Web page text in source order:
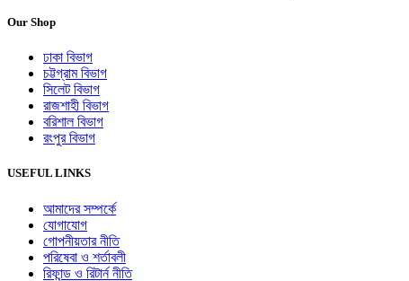
Our Shop
ঢাকা বিভাগ
চট্টগ্রাম বিভাগ
সিলেট বিভাগ
রাজশাহী বিভাগ
বরিশাল বিভাগ
রংপুর বিভাগ
USEFUL LINKS
আমাদের সম্পর্কে
যোগাযোগ
গোপনীয়তার নীতি
পরিষেবা ও শর্তাবলী
রিফান্ড ও রিটার্ন নীতি